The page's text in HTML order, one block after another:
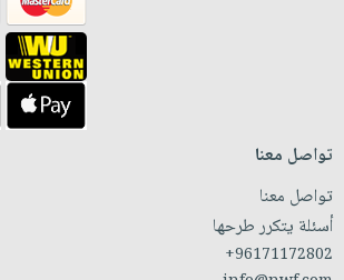
تواصل معنا
تواصل معنا
أسئلة يتكرر طرحها
+96171172802